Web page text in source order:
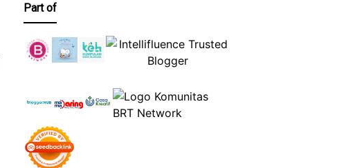
Part of